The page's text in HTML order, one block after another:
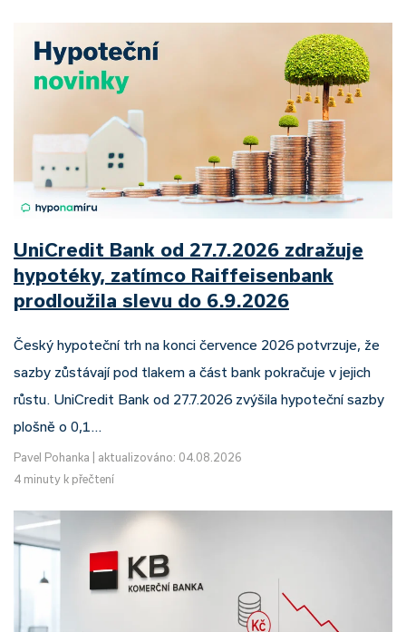
UniCredit Bank od 27.7.2026 zdražuje
hypotéky, zatímco Raiffeisenbank
prodloužila slevu do 6.9.2026
Český hypoteční trh na konci července 2026 potvrzuje, že
sazby zůstávají pod tlakem a část bank pokračuje v jejich
růstu. UniCredit Bank od 27.7.2026 zvýšila hypoteční sazby
plošně o 0,1…
Pavel Pohanka
aktualizováno: 04.08.2026
4 minuty k přečtení